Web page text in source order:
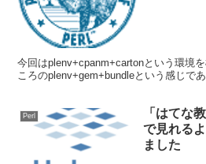
今回はplenv+cpanm+cartonという環境
ころのplenv+gem+bundleという感じであ
Perl
「はてな
で見れる
ました